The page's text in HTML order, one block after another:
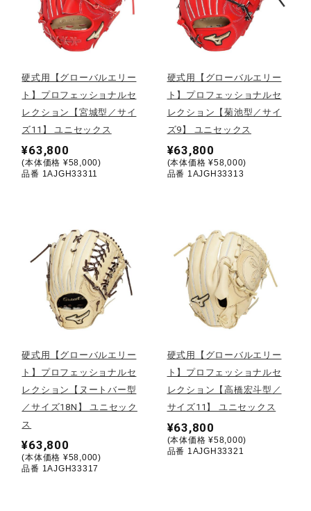
アウトドア／レイン
健康／エクササイズ
ジュニア／キッズ
コラボ／ライセンス
セール
サポート
直営店一覧
硬式用【グローバルエリー
ト】プロフェッショナルセ
レクション【宮城型／サイ
ズ11】 ユニセックス
¥63,800
(本体価格 ¥58,000)
品番 1AJGH33311
硬式用【グローバルエリー
ト】プロフェッショナルセ
レクション【菊池型／サイ
ズ9】 ユニセックス
¥63,800
(本体価格 ¥58,000)
品番 1AJGH33313
硬式用【グローバルエリー
ト】プロフェッショナルセ
レクション【ヌートバー型
／サイズ18N】 ユニセック
ス
¥63,800
(本体価格 ¥58,000)
品番 1AJGH33317
硬式用【グローバルエリー
ト】プロフェッショナルセ
レクション【高橋宏斗型／
サイズ11】 ユニセックス
¥63,800
(本体価格 ¥58,000)
品番 1AJGH33321